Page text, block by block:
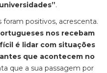
.
positivos, acrescenta.
nos recebam
é lidar com situações
que acontecem no
que a sua passagem por